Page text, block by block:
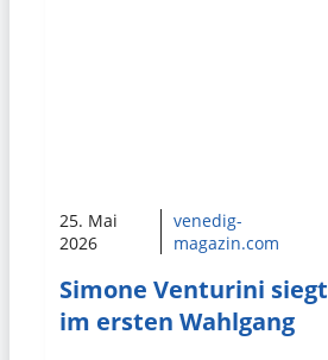
25. Mai
2026
venedig-
magazin.com
Simone Venturini siegt
im ersten Wahlgang